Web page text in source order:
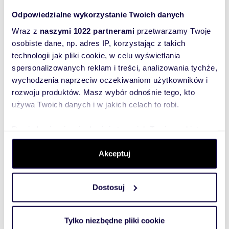
Odpowiedzialne wykorzystanie Twoich danych
Wraz z naszymi 1022 partnerami przetwarzamy Twoje
osobiste dane, np. adres IP, korzystając z takich
technologii jak pliki cookie, w celu wyświetlania
spersonalizowanych reklam i treści, analizowania tychże,
wychodzenia naprzeciw oczekiwaniom użytkowników i
rozwoju produktów. Masz wybór odnośnie tego, kto
używa Twoich danych i w jakich celach to robi.
dane są przetwarzane oraz ustaw własne preferencje w
. W Deklaracji plików cookie możesz
zmienić lub wycofać swoją zgodę w dowolnej chwili.
Wykorzystujemy pliki cookie do spersonalizowania treści
i reklam, aby oferować funkcje społecznościowe i
korzystasz z naszej witryny, udostępniamy partnerom
Akceptuj
Dostosuj
Tylko niezbędne pliki cookie
jeziora) z planem zagospodarowania
449 000 zł
działka Tuchom, Promienna